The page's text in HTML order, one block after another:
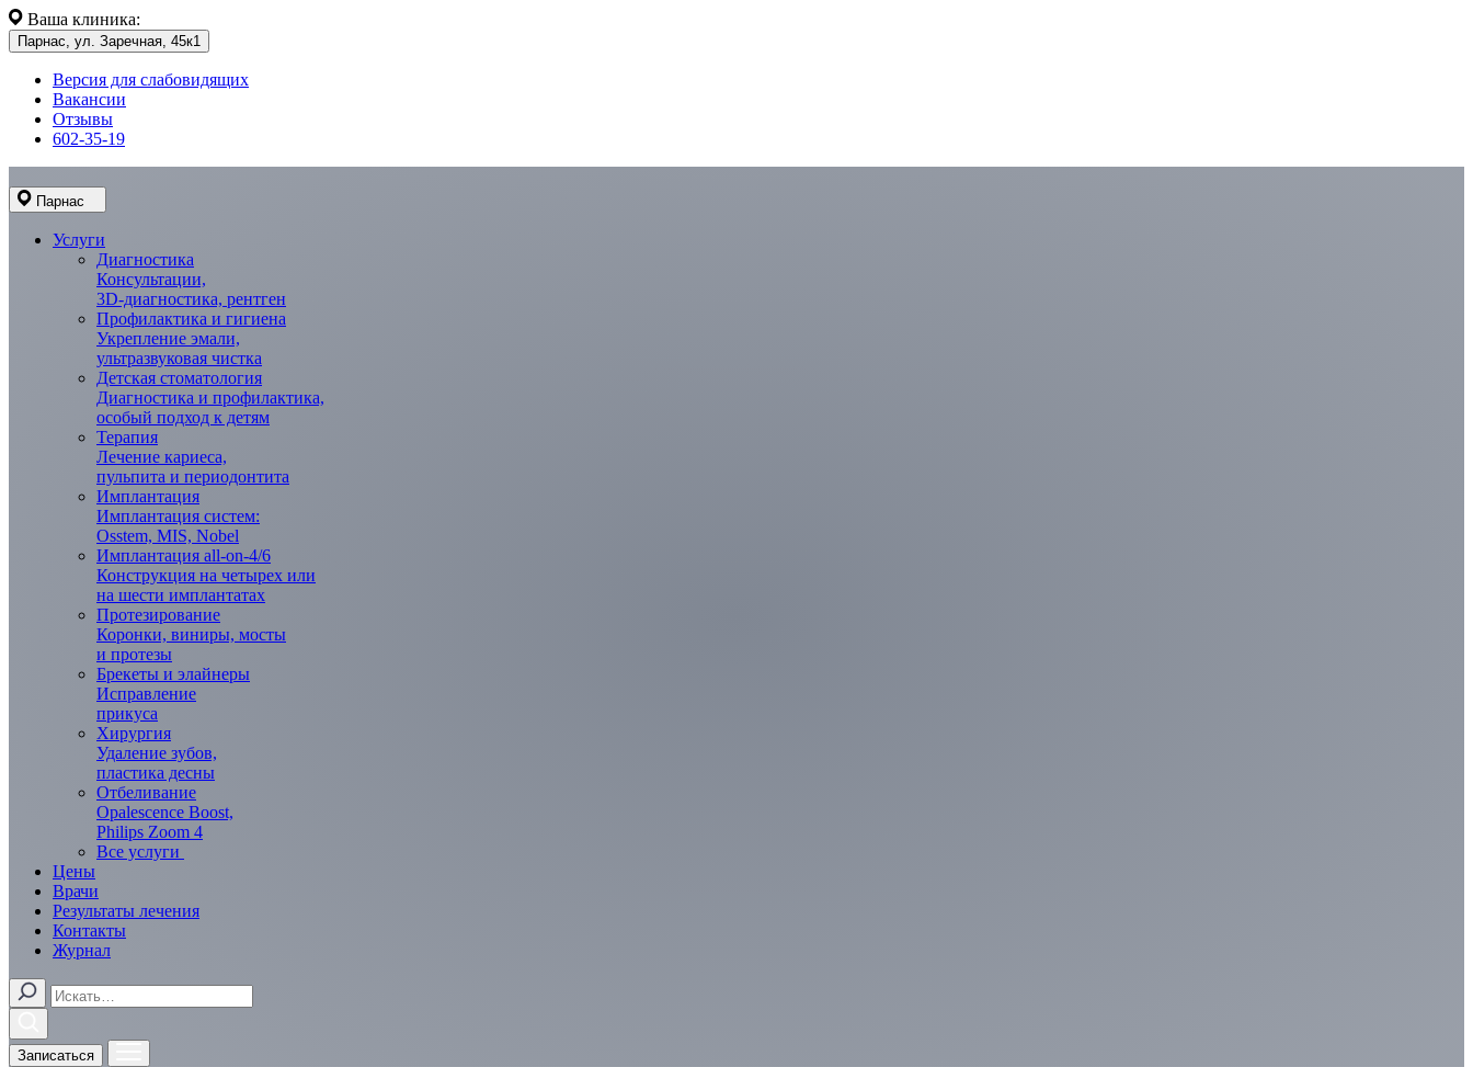
Ваша клиника:
Парнас, ул. Заречная, 45к1
Версия для слабовидящих
Вакансии
Отзывы
602-35-19
Парнас
Услуги
Диагностика
Консультации,
3D-диагностика, рентген
Профилактика и гигиена
Укрепление эмали,
ультразвуковая чистка
Детская стоматология
Диагностика и профилактика,
особый подход к детям
Терапия
Лечение кариеса,
пульпита и периодонтита
Имплантация
Имплантация систем:
Osstem, MIS, Nobel
Имплантация all-on-4/6
Конструкция на четырех или
на шести имплантатах
Протезирование
Коронки, виниры, мосты
и протезы
Брекеты и элaйнеры
Исправление
прикуса
Хирургия
Удаление зубов,
пластика десны
Отбеливание
Opalescence Boost,
Philips Zoom 4
Все услуги
Цены
Врачи
Результаты лечения
Контакты
Журнал
Записаться